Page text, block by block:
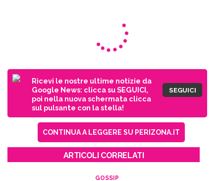
poi nella nuova schermata clicca
sul pulsante con la stella!
ARTICOLI CORRELATI
GOSSIP
“Temptation Island”,
Raffaella Mennoia svela cosa
Filippo Bisciglia e Pamela